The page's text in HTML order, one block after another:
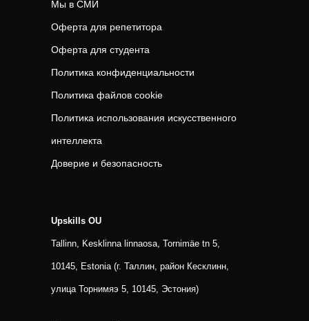
Мы в СМИ
Оферта для репетитора
Оферта для студента
Политика конфиденциальности
Политика файлов cookie
Политика использования искусственного
интеллекта
Доверие и безопасность
Upskills OU
Tallinn, Kesklinna linnaosa, Tornimäe tn 5,
10145, Estonia (г. Таллин, район Кесклинн,
улица Торнимяэ 5, 10145, Эстония)